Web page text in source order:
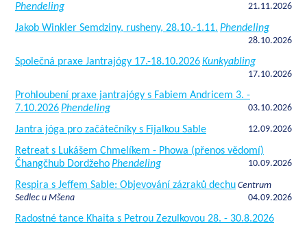
Phendeling
21.11.2026
Jakob Winkler Semdziny, rusheny, 28.10.-1.11. Phendeling
28.10.2026
Společná praxe Jantrajógy 17.-18.10.2026Kunkyabling
17.10.2026
Prohloubení praxe jantrajógy s Fabiem Andricem 3. -
7.10.2026Phendeling 03.10.2026
Jantra jóga pro začátečníky s Fijalkou Sable 12.09.2026
Retreat s Lukášem Chmelíkem - Phowa (přenos vědomí)
Čhangčhub DordžehoPhendeling 10.09.2026
Respira s Jeffem Sable: Objevování zázraků dechu Centrum
Sedlec u Mšena
04.09.2026
Radostné tance Khaita s Petrou Zezulkovou 28. - 30.8.2026